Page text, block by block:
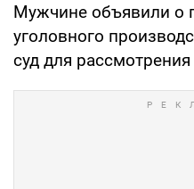
Мужчине объявили о
уголовного
суд для